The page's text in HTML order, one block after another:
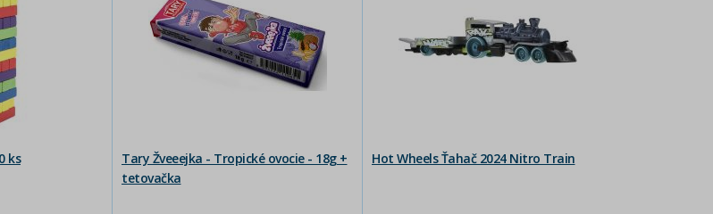
ks
Tary Žveeejka - Tropické ovocie - 18g +
tetovačka
Hot Wheels Ťahač 2024 Nitro Train